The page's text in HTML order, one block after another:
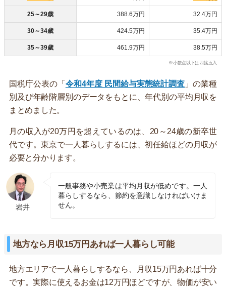
25～29歳 388.6万円 32.4万円
30～34歳 424.5万円 35.4万円
35～39歳 461.9万円 38.5万円
※小数点以下は四捨五入
国税庁公表の「 令和4年度 民間給与実態統計調査 」の業種
別及び年齢階層別のデータをもとに、年代別の平均月収を
まとめました。
月の収入が20万円を超えているのは、20～24歳の新卒世
代です。東京で一人暮らしするには、初任給ほどの月収が
必要と分かります。
岩井
一般事務や小売業は平均月収が低めです。一人
暮らしするなら、節約を意識しなければいけま
せん。
地方なら月収15万円あれば一人暮らし可能
地方エリアで一人暮らしするなら、月収15万円あれば十分
です。実際に使えるお金は12万円ほどですが、物価が安い